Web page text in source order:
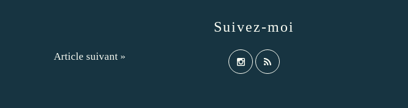
Article suivant »
Suivez-moi